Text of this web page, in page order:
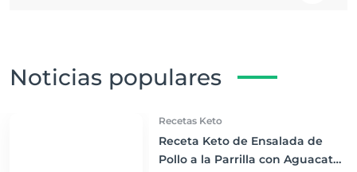
Noticias populares
Recetas Keto
Receta Keto de Ensalada de
Pollo a la Parrilla con Aguacate